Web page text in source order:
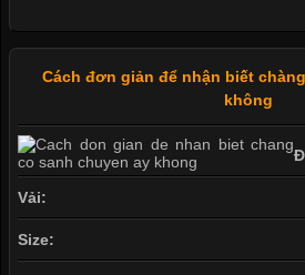
Cách đơn giản để nhận biết
không
Vải:
Size: